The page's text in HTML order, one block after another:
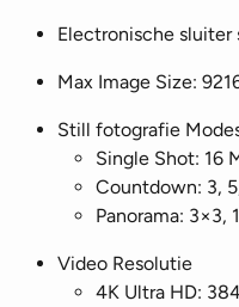
Electronische
Max Image Size:
Still fotografie
Single Shot: 16
Countdown: 3,
Panorama: 3×3,
Video Resolutie
4K Ultra HD: